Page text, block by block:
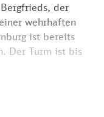
der
wehrhaften
ist bereits
Der Turm ist bis
nach
des Ortes ist